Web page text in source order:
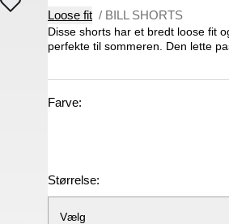
Loose fit / BILL SHORTS
Disse shorts har et bredt loose fit
perfekte til sommeren. Den lette
Farve:
Størrelse:
Vælg